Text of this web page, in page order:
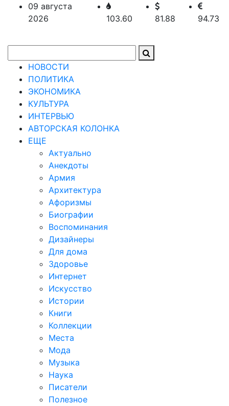
09 августа
2026
103.60 81.88 94.73
НОВОСТИ
ПОЛИТИКА
ЭКОНОМИКА
КУЛЬТУРА
ИНТЕРВЬЮ
АВТОРСКАЯ КОЛОНКА
ЕЩЕ
Актуально
Анекдоты
Армия
Архитектура
Афоризмы
Биографии
Воспоминания
Дизайнеры
Для дома
Здоровье
Интернет
Искусство
Истории
Книги
Коллекции
Места
Мода
Музыка
Наука
Писатели
Полезное